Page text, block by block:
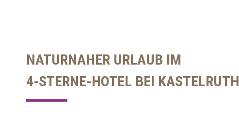
NATURNAHER URLAUB IM
4-STERNE-HOTEL BEI KASTELRUTH